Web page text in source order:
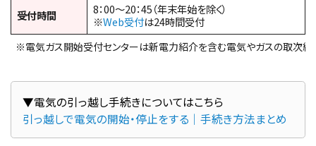
受付時間
8：00～20：45（年末年始を除く）
※Web受付は24時間受付
※電気ガス開始受付センターは新電力紹介を含む電気やガスの取次総
引っ越しで電気の開始・停止をする｜手続き方法まとめ